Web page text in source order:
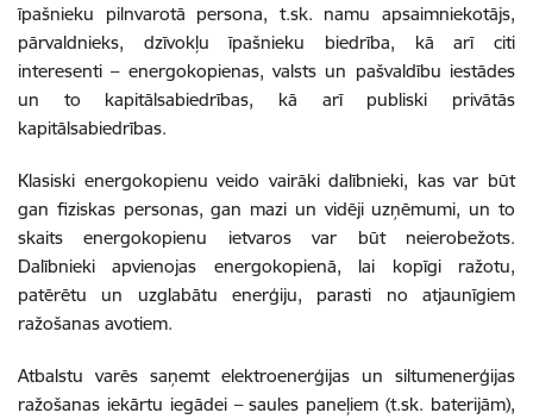
īpašnieku pilnvarotā persona, t.sk. namu apsaimniekotājs,
pārvaldnieks, dzīvokļu īpašnieku biedrība, kā arī citi
interesenti – energokopienas, valsts un pašvaldību iestādes
un to kapitālsabiedrības, kā arī publiski privātās
kapitālsabiedrības.
Klasiski energokopienu veido vairāki dalībnieki, kas var būt
gan fiziskas personas, gan mazi un vidēji uzņēmumi, un to
skaits energokopienu ietvaros var būt neierobežots.
Dalībnieki apvienojas energokopienā, lai kopīgi ražotu,
patērētu un uzglabātu enerģiju, parasti no atjaunīgiem
ražošanas avotiem.
Atbalstu varēs saņemt elektroenerģijas un siltumenerģijas
ražošanas iekārtu iegādei – saules paneļiem (t.sk. baterijām),